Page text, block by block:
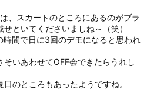
、スカートのところにあるのがブラ
といてくださいましね～（笑）
間で日に3回のデモになると思われ
いあわせてOFF会できたらうれし
のところもあったようですね。